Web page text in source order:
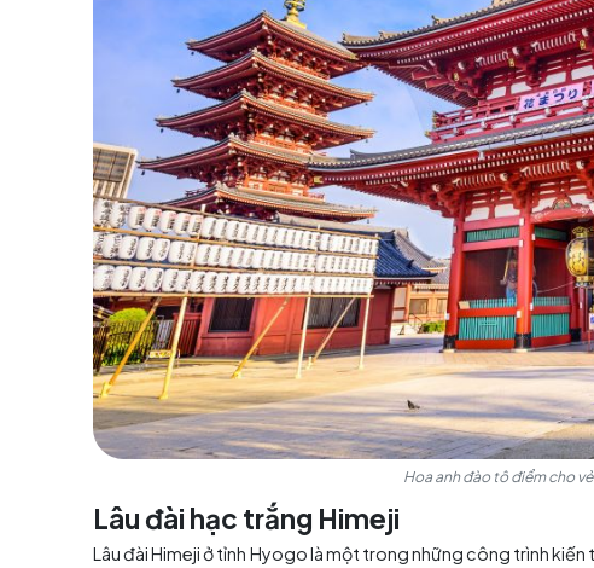
Chùa Asakusa Kannon (còn được gọi là Sensoji) là
và văn hóa Edo. Khi mùa xuân tới, vẻ đẹp cổ kính
cổng Kaminarimon đỏ thắm (biểu tượng của
sự thanh tịnh tâm linh. Các nghi lễ tôn giáo được
truyền thống như Sanja Matsuri (diễn ra tại đền
Ngoài hoạt động cầu an và chiêm bái, du khách
những món quà lưu niệm như quạt gấp, yukata,
Nếu còn thời gian, bạn có thể tản bộ ra công viên
nhìn tháp Tokyo Skytree từ xa - một điểm kết thúc